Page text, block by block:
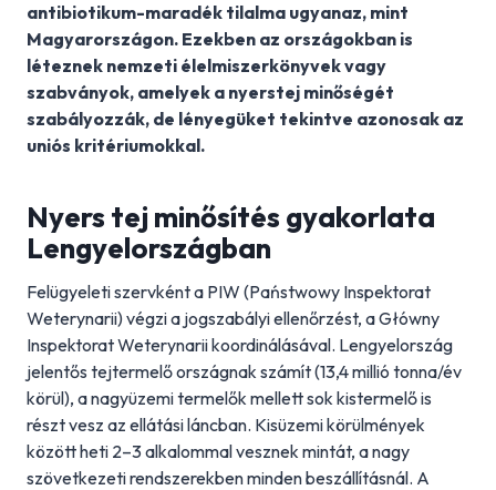
antibiotikum-maradék tilalma ugyanaz, mint
Magyarországon. Ezekben az országokban is
léteznek nemzeti élelmiszerkönyvek vagy
szabványok, amelyek a nyerstej minőségét
szabályozzák, de lényegüket tekintve azonosak az
uniós kritériumokkal.
Nyers tej minősítés gyakorlata
Lengyelországban
Felügyeleti szervként a PIW (Państwowy Inspektorat
Weterynarii) végzi a jogszabályi ellenőrzést, a Główny
Inspektorat Weterynarii koordinálásával. Lengyelország
jelentős tejtermelő országnak számít (13,4 millió tonna/év
körül), a nagyüzemi termelők mellett sok kistermelő is
részt vesz az ellátási láncban. Kisüzemi körülmények
között heti 2–3 alkalommal vesznek mintát, a nagy
szövetkezeti rendszerekben minden beszállításnál. A